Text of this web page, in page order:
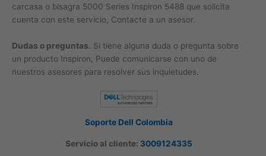
carcasa o bisagra 5000 Series Inspiron 5488 que solicita
cuenta con este servicio, Contacte a un asesor.
Dudas o preguntas. Si tiene alguna duda o pregunta sobre
un producto Inspiron, Puede comunicarse con uno de
nuestros asesores para resolver sus inquietudes.
Soporte Dell Colombia
Servicio al cliente: 3009124335